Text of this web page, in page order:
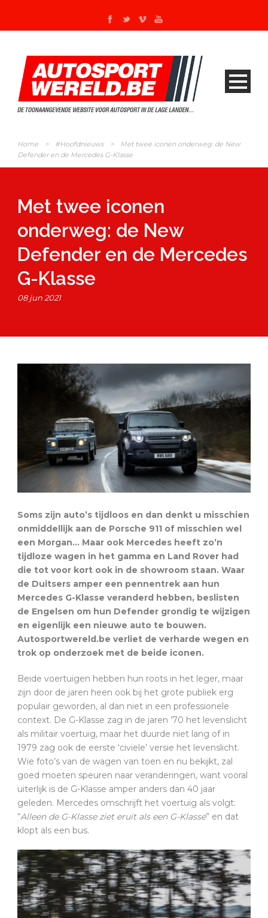
Home > #Hoofdnieuws >
Met twee iconen onderweg: de New
Defender en de Mercedes G-Klasse
Met twee iconen
onderweg: de New
Defender en de Mercedes
G-Klasse
08 jun 2021
Soms zijn auto’s tijdloos en dan denkt u misschien
onmiddellijk aan de Porsche 911 of misschien wel
een Morgan… Maar ook Mercedes heeft zo’n
tijdloze wagen in het gamma en Land Rover had
die tot voor kort ook in de showroom staan. Waar
de Duitsers amper een pennentrek aan hun
Mercedes G-Klasse veranderd hebben, beslisten
de Engelsen om hun Defender grondig te wijzigen
en eigenlijk een nieuwe auto te bouwen.
Autosportwereld.be verliet de verharde wegen en
trok op onderzoek met de beide iconen.
Beide voertuigen hebben hun roots in het leger, maar
zijn door de jaren heen ook bij het grote publiek erg
populair geworden, al dan niet in een professionele
context. De G-Klasse zag in de jaren ’70 het levenslicht
als militair voertuig, maar het duurde niet lang of in
1979 zag ook de eerste ‘civiele’ versie het levenslicht.
Wie foto’s van de wagen van toen en nu bekijkt, zal
goed moeten speuren naar veranderingen, want vooral
uiterlijk is de G-Klasse amper anders dan 40 jaar
geleden. Mercedes omschrijft het voertuig als volgt:
“Alleen de G-Klasse ziet eruit als een G-Klasse” en dat
klopt als een bus.